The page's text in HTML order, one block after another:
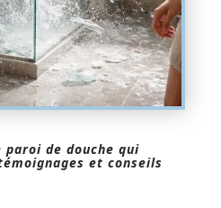
paroi de douche qui
et conseils